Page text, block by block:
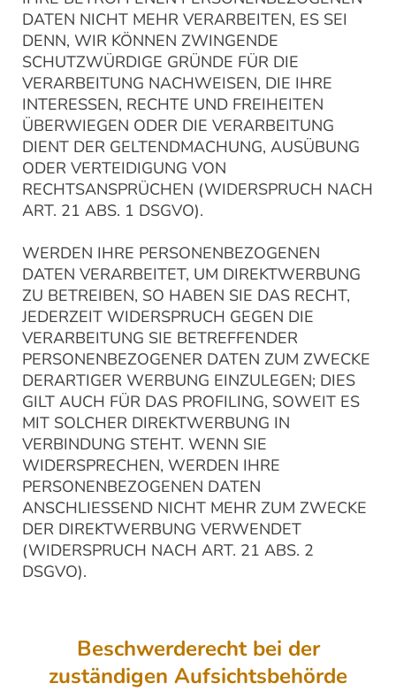
DATEN NICHT MEHR VERARBEITEN, ES SEI
DENN, WIR KÖNNEN ZWINGENDE
SCHUTZWÜRDIGE GRÜNDE FÜR DIE
VERARBEITUNG NACHWEISEN, DIE IHRE
INTERESSEN, RECHTE UND FREIHEITEN
ÜBERWIEGEN ODER DIE VERARBEITUNG
DIENT DER GELTENDMACHUNG, AUSÜBUNG
ODER VERTEIDIGUNG VON
RECHTSANSPRÜCHEN (WIDERSPRUCH NACH
ART. 21 ABS. 1 DSGVO).
WERDEN IHRE PERSONENBEZOGENEN
DATEN VERARBEITET, UM DIREKTWERBUNG
ZU BETREIBEN, SO HABEN SIE DAS RECHT,
JEDERZEIT WIDERSPRUCH GEGEN DIE
VERARBEITUNG SIE BETREFFENDER
PERSONENBEZOGENER DATEN ZUM ZWECKE
DERARTIGER WERBUNG EINZULEGEN; DIES
GILT AUCH FÜR DAS PROFILING, SOWEIT ES
MIT SOLCHER DIREKTWERBUNG IN
VERBINDUNG STEHT. WENN SIE
WIDERSPRECHEN, WERDEN IHRE
PERSONENBEZOGENEN DATEN
ANSCHLIESSEND NICHT MEHR ZUM ZWECKE
DER DIREKTWERBUNG VERWENDET
(WIDERSPRUCH NACH ART. 21 ABS. 2
DSGVO).
Beschwerde­recht bei der
zuständigen Aufsichts­behörde